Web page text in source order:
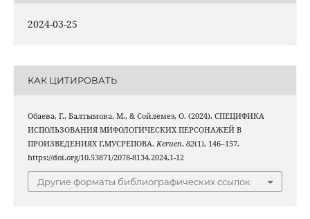
2024-03-25
КАК ЦИТИРОВАТЬ
Обаева, Г., Балтымова, М., & Сойлемез, О. (2024). СПЕЦИФИКА
ИСПОЛЬЗОВАНИЯ МИФОЛОГИЧЕСКИХ ПЕРСОНАЖЕЙ В
ПРОИЗВЕДЕНИЯХ Г.МУСРЕПОВА. Keruen, 82(1), 146–157.
https://doi.org/10.53871/2078-8134.2024.1-12
Другие форматы библиографических ссылок